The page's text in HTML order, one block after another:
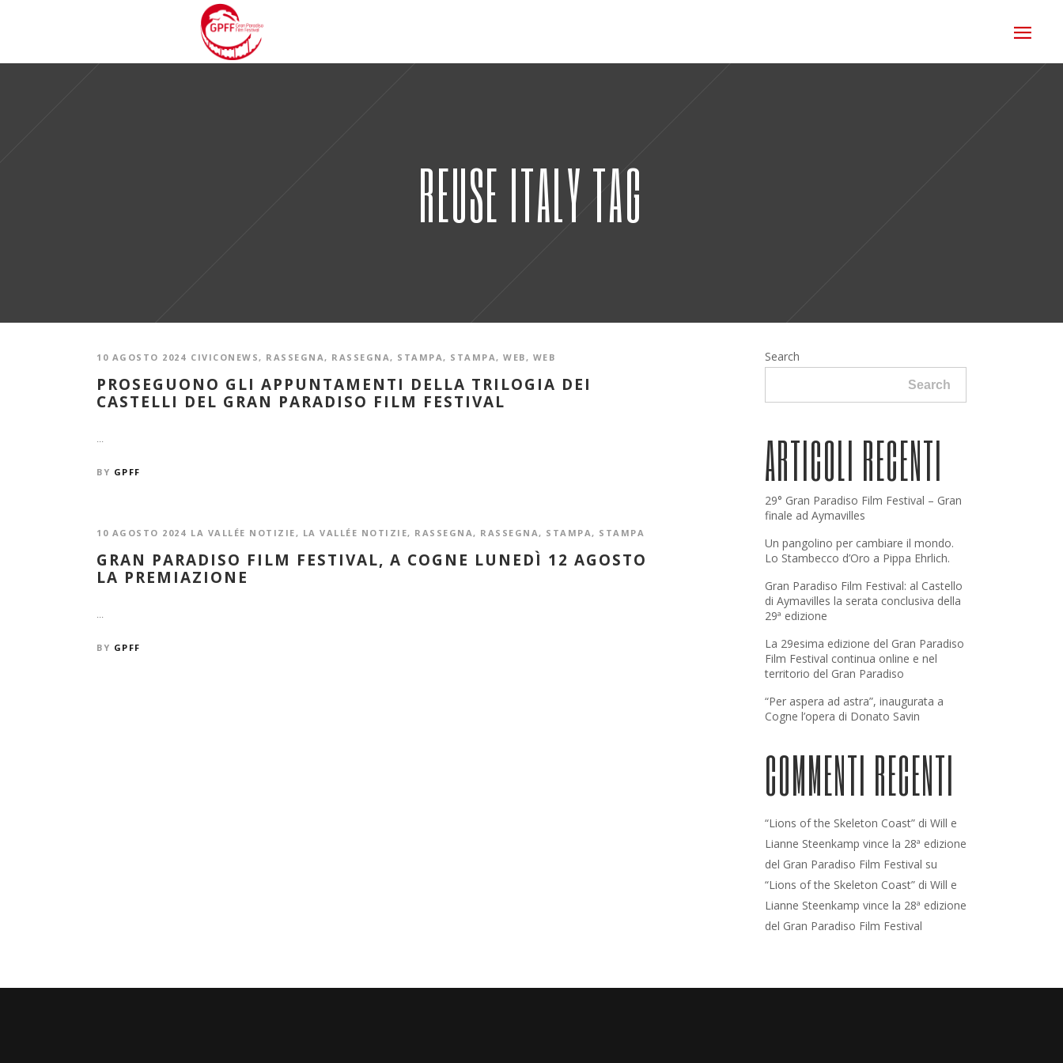
REUSE ITALY TAG
10 AGOSTO 2024 CIVICONEWS, RASSEGNA, RASSEGNA, STAMPA, STAMPA, WEB, WEB
PROSEGUONO GLI APPUNTAMENTI DELLA TRILOGIA DEI
CASTELLI DEL GRAN PARADISO FILM FESTIVAL
...
BY GPFF
10 AGOSTO 2024 LA VALLÉE NOTIZIE, LA VALLÉE NOTIZIE, RASSEGNA, RASSEGNA, STAMPA, STAMPA
GRAN PARADISO FILM FESTIVAL, A COGNE LUNEDÌ 12 AGOSTO
LA PREMIAZIONE
...
BY GPFF
Search
Search
ARTICOLI RECENTI
29° Gran Paradiso Film Festival – Gran
finale ad Aymavilles
Un pangolino per cambiare il mondo.
Lo Stambecco d’Oro a Pippa Ehrlich.
Gran Paradiso Film Festival: al Castello
di Aymavilles la serata conclusiva della
29ª edizione
La 29esima edizione del Gran Paradiso
Film Festival continua online e nel
territorio del Gran Paradiso
“Per aspera ad astra”, inaugurata a
Cogne l’opera di Donato Savin
COMMENTI RECENTI
“Lions of the Skeleton Coast” di Will e
Lianne Steenkamp vince la 28ª edizione
del Gran Paradiso Film Festival su
“Lions of the Skeleton Coast” di Will e
Lianne Steenkamp vince la 28ª edizione
del Gran Paradiso Film Festival